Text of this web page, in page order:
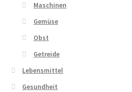
Maschinen
Gemüse
Obst
Getreide
Lebensmittel
Gesundheit